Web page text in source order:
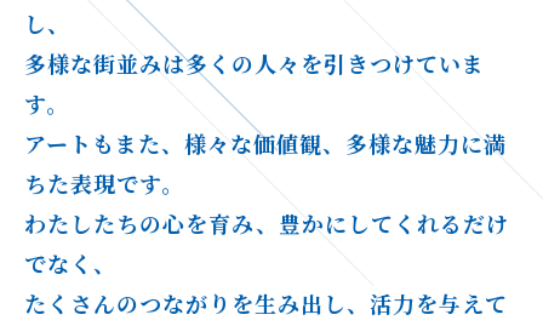
し、
多様な街並みは多くの人々を引きつけていま
す。
アートもまた、様々な価値観、多様な魅力に満
ちた表現です。
わたしたちの心を育み、豊かにしてくれるだけ
でなく、
たくさんのつながりを生み出し、活力を与えて